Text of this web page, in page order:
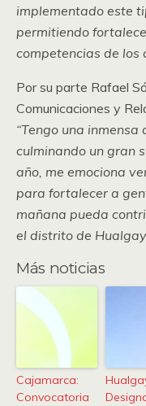
implementado este
permitiendo
competencias de los
Por su parte Rafael
Comunicaciones y
“Tengo una
culminando un gran
año, me emociona
para fortalecer a
mañana pueda
el distrito de
Más noticias
Cajamarca:
Convocatoria